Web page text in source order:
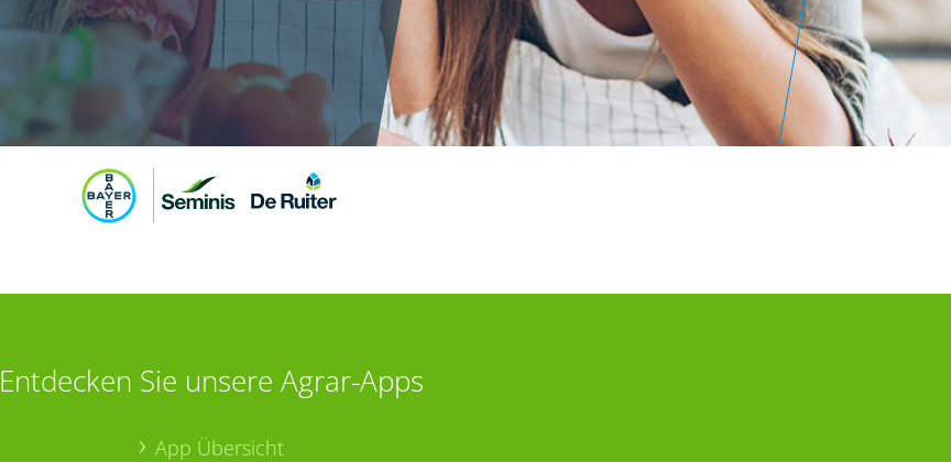
Entdecken Sie unsere Agrar-Apps
App Übersicht